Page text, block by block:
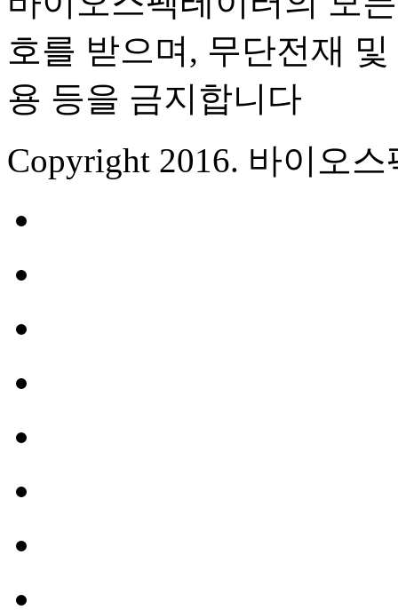
호를 받으며, 무단전재
용 등을 금지합니다
Copyright 2016. 바이오